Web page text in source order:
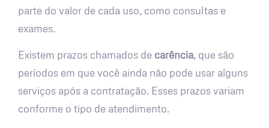
parte do valor de cada uso, como consultas e
exames.
Existem prazos chamados de carência, que são
períodos em que você ainda não pode usar alguns
serviços após a contratação. Esses prazos variam
conforme o tipo de atendimento.